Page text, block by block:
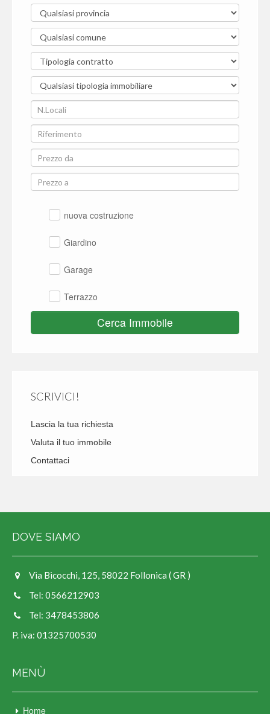
nuova costruzione
Giardino
Garage
Terrazzo
Cerca Immobile
SCRIVICI!
Lascia la tua richiesta
Valuta il tuo immobile
Contattaci
DOVE SIAMO
Via Bicocchi, 125, 58022 Follonica ( GR )
Tel: 0566212903
Tel: 3478453806
P. iva: 01325700530
MENÙ
Home